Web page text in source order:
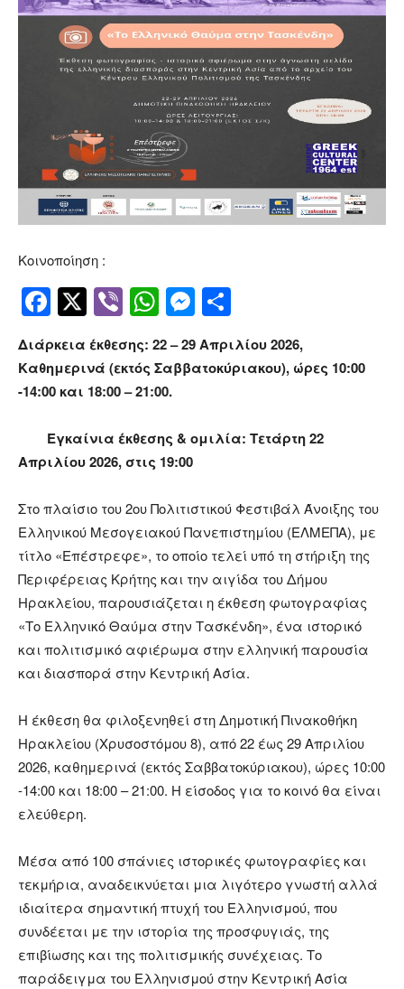
Κοινοποίηση :
Facebook
Twitter
ViberWhatsApp
Messenger
Διάρκεια έκθεσης: 22 – 29 Απριλίου 2026,
Καθημερινά (εκτός Σαββατοκύριακου), ώρες 10:00
-14:00 και 18:00 – 21:00.
Εγκαίνια έκθεσης & ομιλία: Τετάρτη 22
Απριλίου 2026, στις 19:00
Στο πλαίσιο του 2ου Πολιτιστικού Φεστιβάλ Άνοιξης του
Ελληνικού Μεσογειακού Πανεπιστημίου (ΕΛΜΕΠΑ), με
τίτλο «Επέστρεφε», το οποίο τελεί υπό τη στήριξη της
Περιφέρειας Κρήτης και την αιγίδα του Δήμου
Ηρακλείου, παρουσιάζεται η έκθεση φωτογραφίας
«Το Ελληνικό Θαύμα στην Τασκένδη», ένα ιστορικό
και πολιτισμικό αφιέρωμα στην ελληνική παρουσία
και διασπορά στην Κεντρική Ασία.
Η έκθεση θα φιλοξενηθεί στη Δημοτική Πινακοθήκη
Ηρακλείου (Χρυσοστόμου 8), από 22 έως 29 Απριλίου
2026, καθημερινά (εκτός Σαββατοκύριακου), ώρες 10:00
-14:00 και 18:00 – 21:00. Η είσοδος για το κοινό θα είναι
ελεύθερη.
Μέσα από 100 σπάνιες ιστορικές φωτογραφίες και
τεκμήρια, αναδεικνύεται μια λιγότερο γνωστή αλλά
ιδιαίτερα σημαντική πτυχή του Ελληνισμού, που
συνδέεται με την ιστορία της προσφυγιάς, της
επιβίωσης και της πολιτισμικής συνέχειας. Το
παράδειγμα του Ελληνισμού στην Κεντρική Ασία